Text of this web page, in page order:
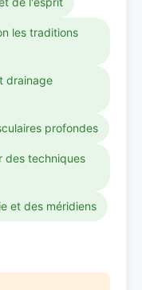
les traditions
drainage
profondes
des techniques
et des méridiens